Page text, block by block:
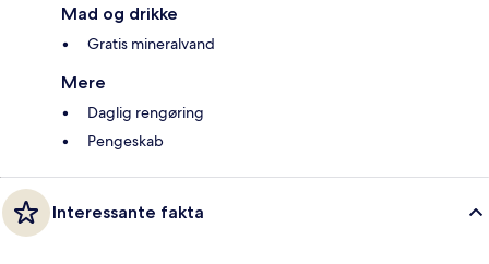
Mad og drikke
Gratis mineralvand
Mere
Daglig rengøring
Pengeskab
Interessante fakta